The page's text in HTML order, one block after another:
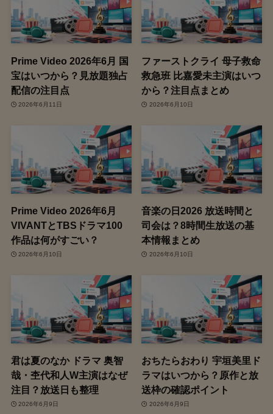
Prime Video 2026年6月 国
宝はいつから？見放題独占
配信の注目点
2026年6月11日
ファーストクライ 母子救命
救急班 比嘉愛未主演はいつ
から？注目点まとめ
2026年6月10日
Prime Video 2026年6月
VIVANTとTBSドラマ100
作品は何がすごい？
2026年6月10日
音楽の日2026 放送時間と
司会は？8時間生放送の基
本情報まとめ
2026年6月10日
君は夏のなか ドラマ 奥智
哉・杢代和人W主演はなぜ
注目？放送日も整理
2026年6月9日
おちたらおわり 宇垣美里ド
ラマはいつから？原作と放
送枠の確認ポイント
2026年6月9日